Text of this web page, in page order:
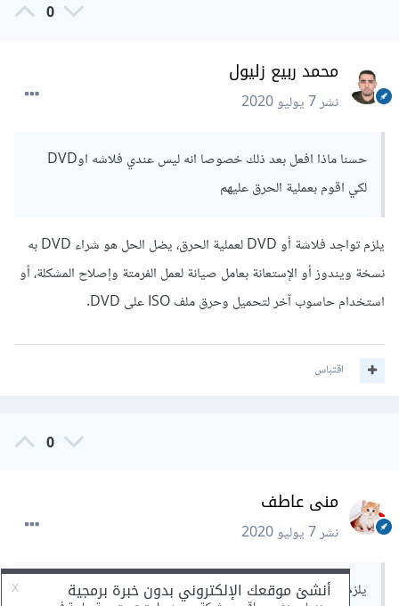
نقوم بحذف إختيار select automatically.
بعد ذلك ستظهر واجهة مشابهة للواجهة التالية، قومي بإختيار نسخة
0
محمد ربيع زليول
نشر7 يوليو 2020
حسنا ماذا افعل بعد ذلك خصوصا انه ليس عندي فلاشه اوDVD
لكي اقوم بعملية الحرق عليهم
يلزم تواجد فلاشة أو DVD لعملية الحرق، يضل الحل هو شراء DVD به
نسخة ويندوز أو الإستعانة بعامل صيانة لعمل الفرمتة وإصلاح المشكلة، أو
استخدام حاسوب آخر لتحميل وحرق ملف ISO على DVD.
اقتباس
0
منى عاطف
نشر7 يوليو 2020
يلزم تواجد فلاشة أو DVD لعملية الحرق، يضل الحل هو شراء